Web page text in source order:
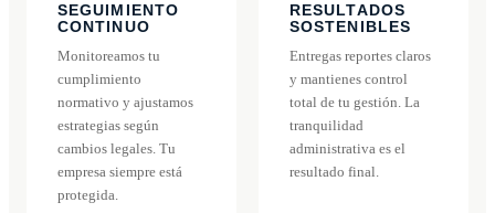
SEGUIMIENTO
CONTINUO
Monitoreamos tu
cumplimiento
normativo y ajustamos
estrategias según
cambios legales. Tu
empresa siempre está
protegida.
RESULTADOS
SOSTENIBLES
Entregas reportes claros
y mantienes control
total de tu gestión. La
tranquilidad
administrativa es el
resultado final.